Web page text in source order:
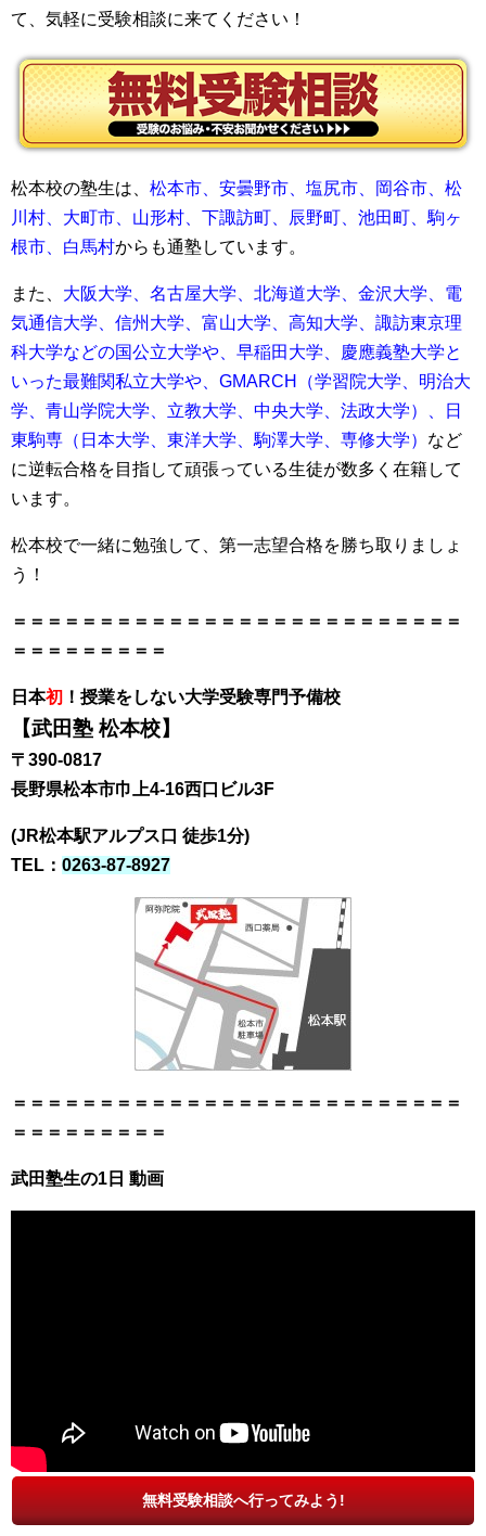
て、気軽に受験相談に来てください！
松本校の塾生は、 松本市、安曇野市、塩尻市、岡谷市、松
川村、大町市、山形村、下諏訪町、辰野町、池田町、駒ヶ
根市、白馬村からも通塾しています。
また、 大阪大学、名古屋大学、北海道大学、金沢大学、電
気通信大学、信州大学、富山大学、高知大学、諏訪東京理
科大学などの国公立大学や、早稲田大学、慶應義塾大学と
いった最難関私立大学や、GMARCH（学習院大学、明治大
学、青山学院大学、立教大学、中央大学、法政大学）、日
東駒専（日本大学、東洋大学、駒澤大学、専修大学） など
に逆転合格を目指して頑張っている生徒が数多く在籍して
います。
松本校で一緒に勉強して、第一志望合格を勝ち取りましょ
う！
＝＝＝＝＝＝＝＝＝＝＝＝＝＝＝＝＝＝＝＝＝＝＝＝＝＝
＝＝＝＝＝＝＝＝＝
日本初 ！授業をしない大学受験専門予備校
【武田塾 松本校】
〒390-0817
長野県松本市巾上4-16西口ビル3F
(JR松本駅アルプス口 徒歩1分)
TEL： 0263-87-8927
＝＝＝＝＝＝＝＝＝＝＝＝＝＝＝＝＝＝＝＝＝＝＝＝＝＝
＝＝＝＝＝＝＝＝＝
武田塾生の1日 動画
無料受験相談へ行ってみよう!